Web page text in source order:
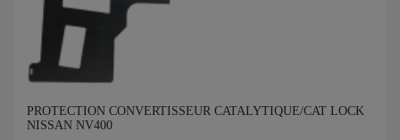
PROTECTION CONVERTISSEUR CATALYTIQUE/CAT LOCK
NISSAN NV400